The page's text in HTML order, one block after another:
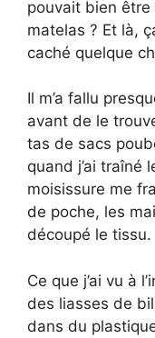
pouvait bien
matelas ? Et là,
caché quelque
Il m’a fallu
avant de le
tas de sacs
quand j’ai traîné
moisissure me
de poche, les
découpé le tissu.
Ce que j’ai vu à
des liasses de
dans du